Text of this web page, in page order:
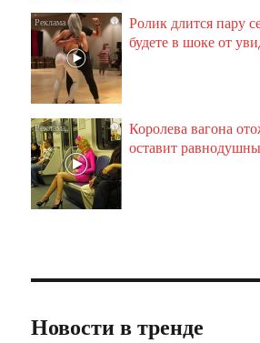
i
Ролик длится пару
будете в шоке от
i
Королева вагона
оставит
Новости в тренде